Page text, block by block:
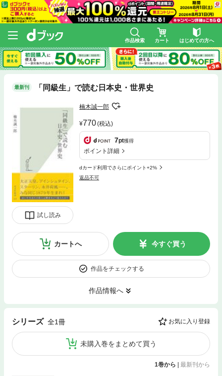
作品検索 カート はじめての方へ
最新刊 「同級生」で読む日本史・世界史
試し読み
楠木誠一郎
770(税込)
7pt獲得
ポイント詳細
dカード利用でさらにポイント+2%
返品不可
カートへ 今すぐ買う
作品をチェックする
作品情報へ
シリーズ 全1冊 お気に入り登録
未購入巻をまとめて買う
1巻から 最新刊から